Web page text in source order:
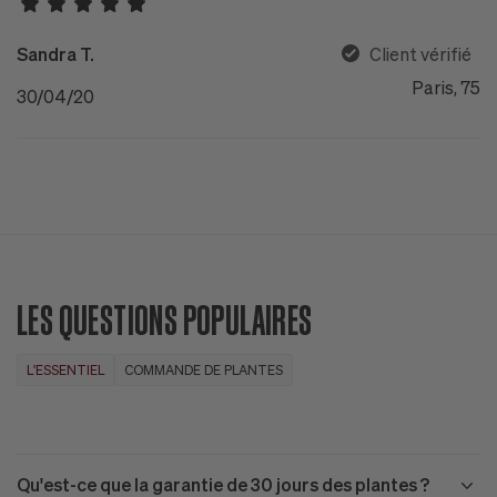
Sandra T.
Client vérifié
30/04/20
Paris, 75
LES QUESTIONS POPULAIRES
L'ESSENTIEL COMMANDE DE PLANTES
Qu'est-ce que la garantie de 30 jours des plantes ?